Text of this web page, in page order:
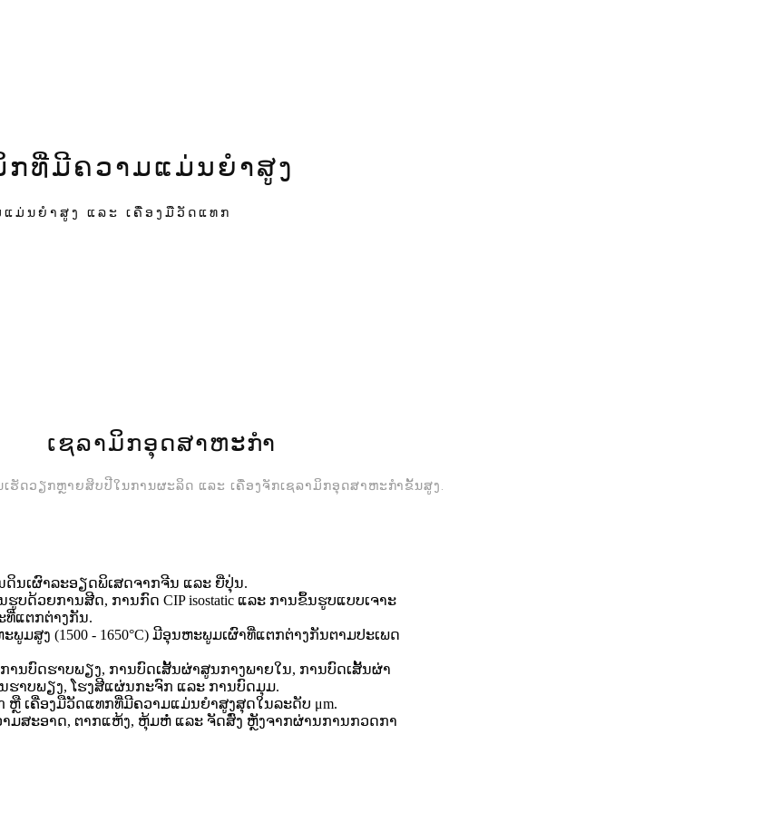
ທີ່ມີຄວາມແມ່ນຍໍາສູງ
ມ່ນຍໍາສູງ ແລະ ເຄື່ອງມືວັດແທກ
ເຊລາມິກອຸດສາຫະກຳ
ຮັດວຽກຫຼາຍສິບປີໃນການຜະລິດ ແລະ ເຄື່ອງຈັກເຊລາມິກອຸດສາຫະກຳຂັ້ນສູງ.
ນເຜົາລະອຽດພິເສດຈາກຈີນ ແລະ ຍີ່ປຸ່ນ.
ບດ້ວຍການສີດ, ການກົດ CIP isostatic ແລະ ການຂຶ້ນຮູບແບບເຈາະ
ທີ່ແຕກຕ່າງກັນ.
ມສູງ (1500 - 1650°C) ມີອຸນຫະພູມເຜົາທີ່ແຕກຕ່າງກັນຕາມປະເພດ
ນບົດຮາບພຽງ, ການບົດເສັ້ນຜ່າສູນກາງພາຍໃນ, ການບົດເສັ້ນຜ່າ
ຮາບພຽງ, ໂຮງສີແຜ່ນກະຈົກ ແລະ ການບົດມຸມ.
ເຄື່ອງມືວັດແທກທີ່ມີຄວາມແມ່ນຍໍາສູງສຸດໃນລະດັບ μm.
າມສະອາດ, ຕາກແຫ້ງ, ຫຸ້ມຫໍ່ ແລະ ຈັດສົ່ງ ຫຼັງຈາກຜ່ານການກວດກາ